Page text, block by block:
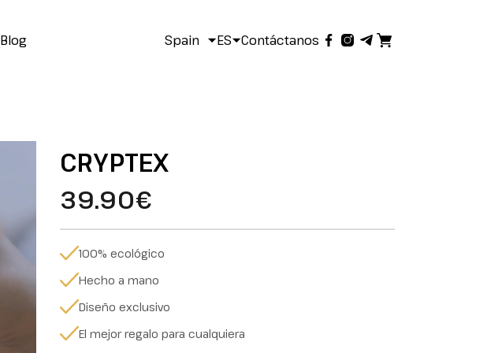
Blog Spain ES Contáctanos
CRYPTEX
39.90€
100% ecológico
Hecho a mano
Diseño exclusivo
El mejor regalo para cualquiera